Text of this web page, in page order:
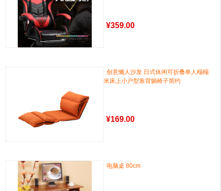
¥359.00
创意懒人沙发 日式休闲可折叠单人榻榻
米床上小户型靠背躺椅子简约
¥169.00
电脑桌 80cm